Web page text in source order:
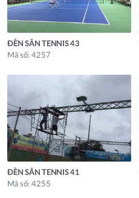
ĐÈN SÂN TENNIS 43
Mã số: 4257
ĐÈN SÂN TENNIS 41
Mã số: 4255